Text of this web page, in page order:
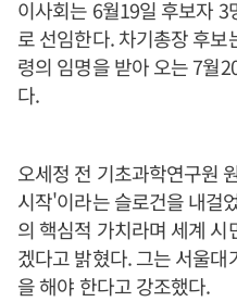
이사회는 6월19일 후보자
로 선임한다. 차기총장 후
령의 임명을 받아 오는 7월
다.
오세정 전 기초과학연구원
시작'이라는 슬로건을 내걸
의 핵심적 가치라며 세계
겠다고 밝혔다. 그는 서울
을 해야 한다고 강조했다.